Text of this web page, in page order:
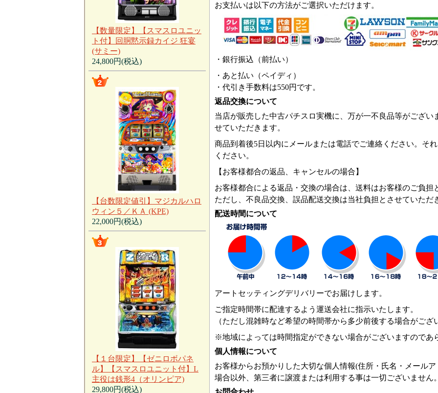
【数量限定】【スマスロユニッ
ト付】回胴黙示録カイジ 狂宴
(サミー)
24,800円(税込)
【台数限定値引】マジカルハロ
ウィン５／ＫＡ (KPE)
22,000円(税込)
【１台限定】【ゼニロボパネ
ル】【スマスロユニット付】L
主役は銭形4（オリンピア)
29,800円(税込)
お支払いは以下の方法がご選択いただけます。
・銀行振込（前払い）
・あと払い（ペイディ）
・代引き手数料は550円です。
返品交換について
当店が販売した中古パチスロ実機に、万が一不良品等がござ
せていただきます。
商品到着後5日以内にメールまたは電話でご連絡ください。そ
ください。
【お客様都合の返品、キャンセルの場合】
お客様都合による返品・交換の場合は、送料はお客様のご負担
ただし、不良品交換、誤品配送交換は当社負担とさせていただ
配送時間について
アートセッティングデリバリーでお届けします。
ご指定時間帯に配達するよう運送会社に指示いたします。
（ただし混雑時など希望の時間帯から多少前後する場合がござ
※地域によっては時間指定ができない場合がございますのであ
個人情報について
お客様からお預かりした大切な個人情報(住所・氏名・メール
場合以外、第三者に譲渡または利用する事は一切ございません